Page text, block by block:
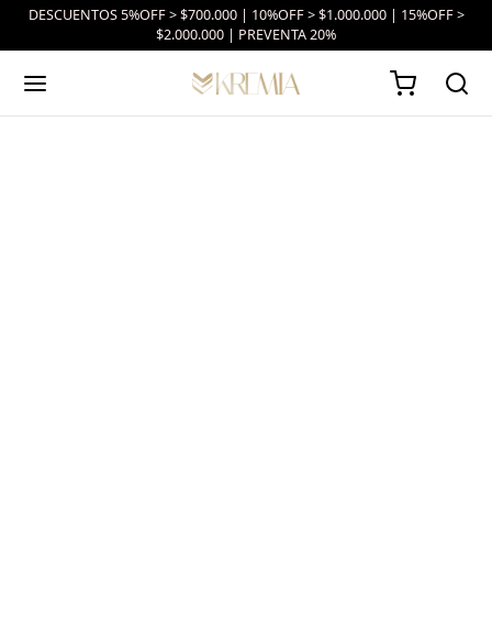
DESCUENTOS 5%OFF > $700.000 | 10%OFF > $1.000.000 | 15%OFF >
$2.000.000 | PREVENTA 20%